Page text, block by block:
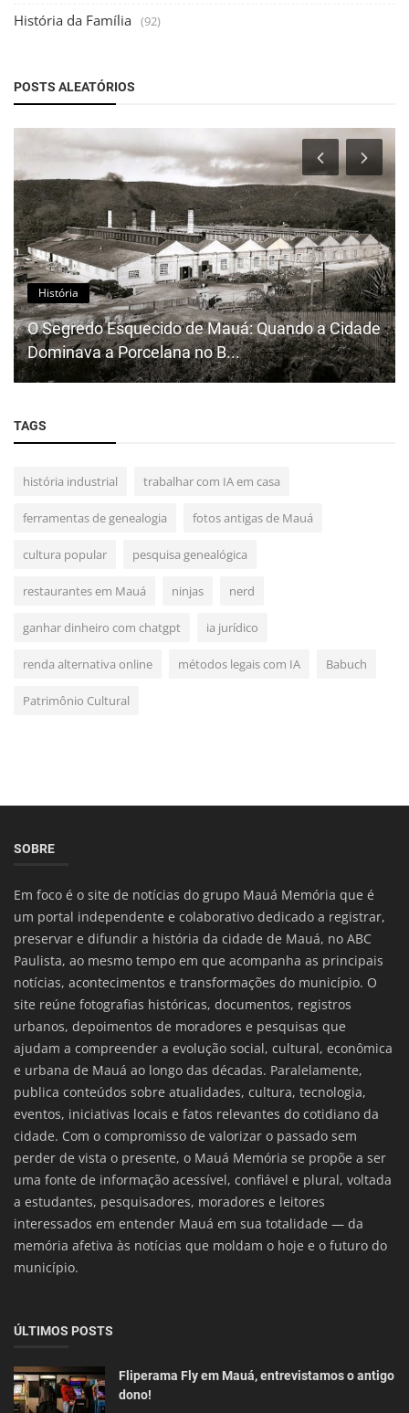
História da Família (92)
POSTS ALEATÓRIOS
História
O Segredo Esquecido de Mauá: Quando a Cidade
Dominava a Porcelana no B...
TAGS
história industrial trabalhar com IA em casa
ferramentas de genealogia fotos antigas de Mauá
cultura popular pesquisa genealógica
restaurantes em Mauá ninjas nerd
ganhar dinheiro com chatgpt ia jurídico
renda alternativa online métodos legais com IA Babuch
Patrimônio Cultural
SOBRE
Em foco é o site de notícias do grupo Mauá Memória que é
um portal independente e colaborativo dedicado a registrar,
preservar e difundir a história da cidade de Mauá, no ABC
Paulista, ao mesmo tempo em que acompanha as principais
notícias, acontecimentos e transformações do município. O
site reúne fotografias históricas, documentos, registros
urbanos, depoimentos de moradores e pesquisas que
ajudam a compreender a evolução social, cultural, econômica
e urbana de Mauá ao longo das décadas. Paralelamente,
publica conteúdos sobre atualidades, cultura, tecnologia,
eventos, iniciativas locais e fatos relevantes do cotidiano da
cidade. Com o compromisso de valorizar o passado sem
perder de vista o presente, o Mauá Memória se propõe a ser
uma fonte de informação acessível, confiável e plural, voltada
a estudantes, pesquisadores, moradores e leitores
interessados em entender Mauá em sua totalidade — da
memória afetiva às notícias que moldam o hoje e o futuro do
município.
ÚLTIMOS POSTS
Fliperama Fly em Mauá, entrevistamos o antigo
dono!